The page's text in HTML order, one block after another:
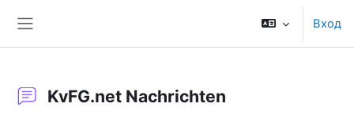
Вход
KvFG.net Nachrichten